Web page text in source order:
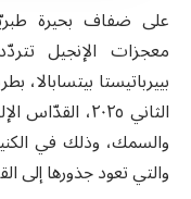
على ضفاف بحيرة
معجزات الإنجيل
الثاني ٢٠٢٥،
والسمك، وذلك في
والتي تعود جذورها إلى